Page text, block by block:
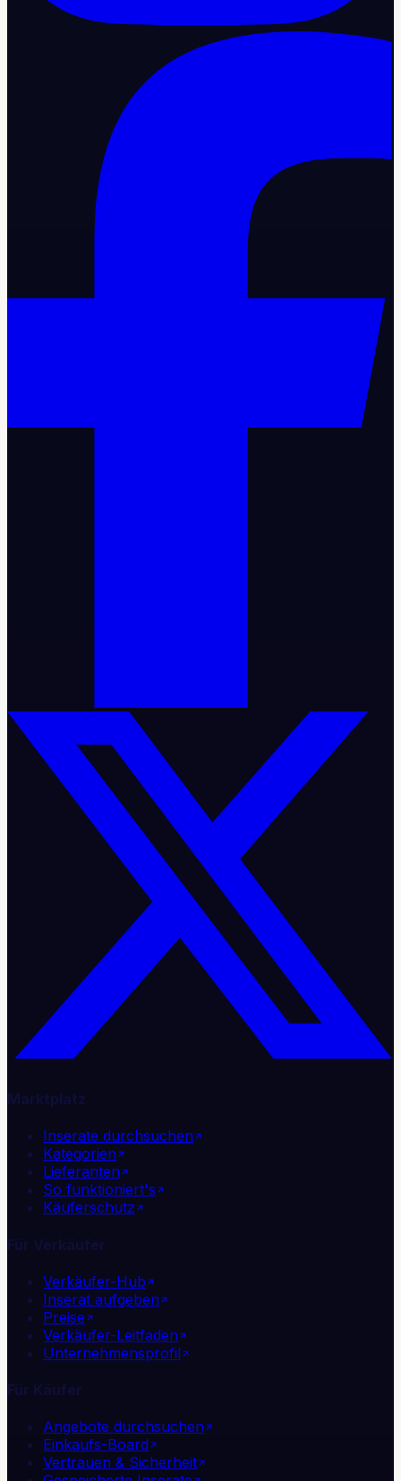
Marktplatz
Inserate durchsuchen
Kategorien
Lieferanten
So funktioniert's
Käuferschutz
Für Verkäufer
Verkäufer-Hub
Inserat aufgeben
Preise
Verkäufer-Leitfaden
Unternehmensprofil
Für Käufer
Angebote durchsuchen
Einkaufs-Board
Vertrauen & Sicherheit